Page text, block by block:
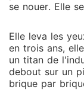
se nouer. Elle
Elle leva les
en trois ans,
un titan de
debout sur un
brique par